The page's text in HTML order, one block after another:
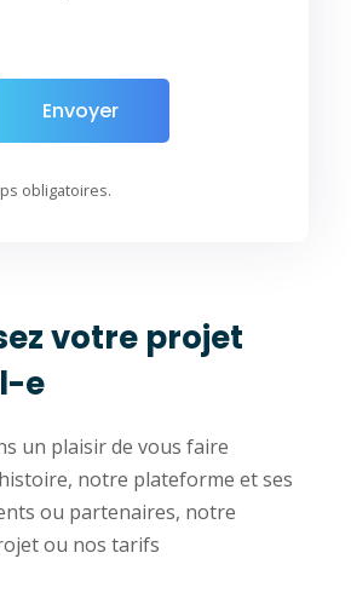
obligatoires.
votre projet
e
un plaisir de vous faire
notre plateforme et ses
ou partenaires, notre
ou nos tarifs